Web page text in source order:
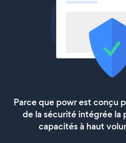
Parce que powr est conçu
de la sécurité intégrée la
capacités à haut